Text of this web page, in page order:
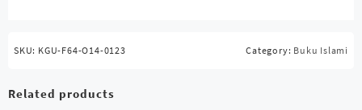
SKU: KGU-F64-O14-0123 Category: Buku Islami
Related products